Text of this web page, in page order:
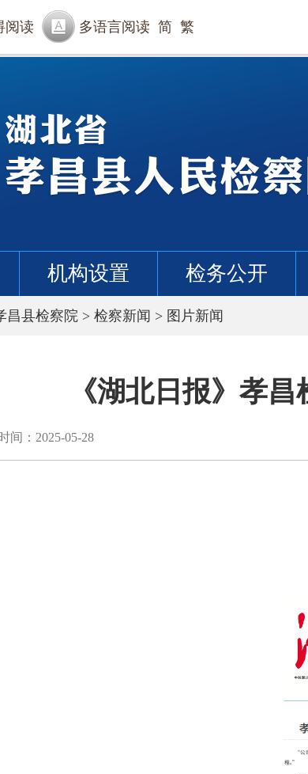
阅读 多语言阅读 简 繁
机构设置 检务公开
昌县检察院 > 检察新闻 > 图片新闻
《湖北日报》孝
间：2025-05-28